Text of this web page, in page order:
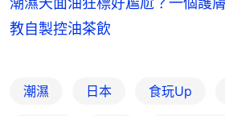
教自製控油茶飲
潮濕 日本 食玩Up